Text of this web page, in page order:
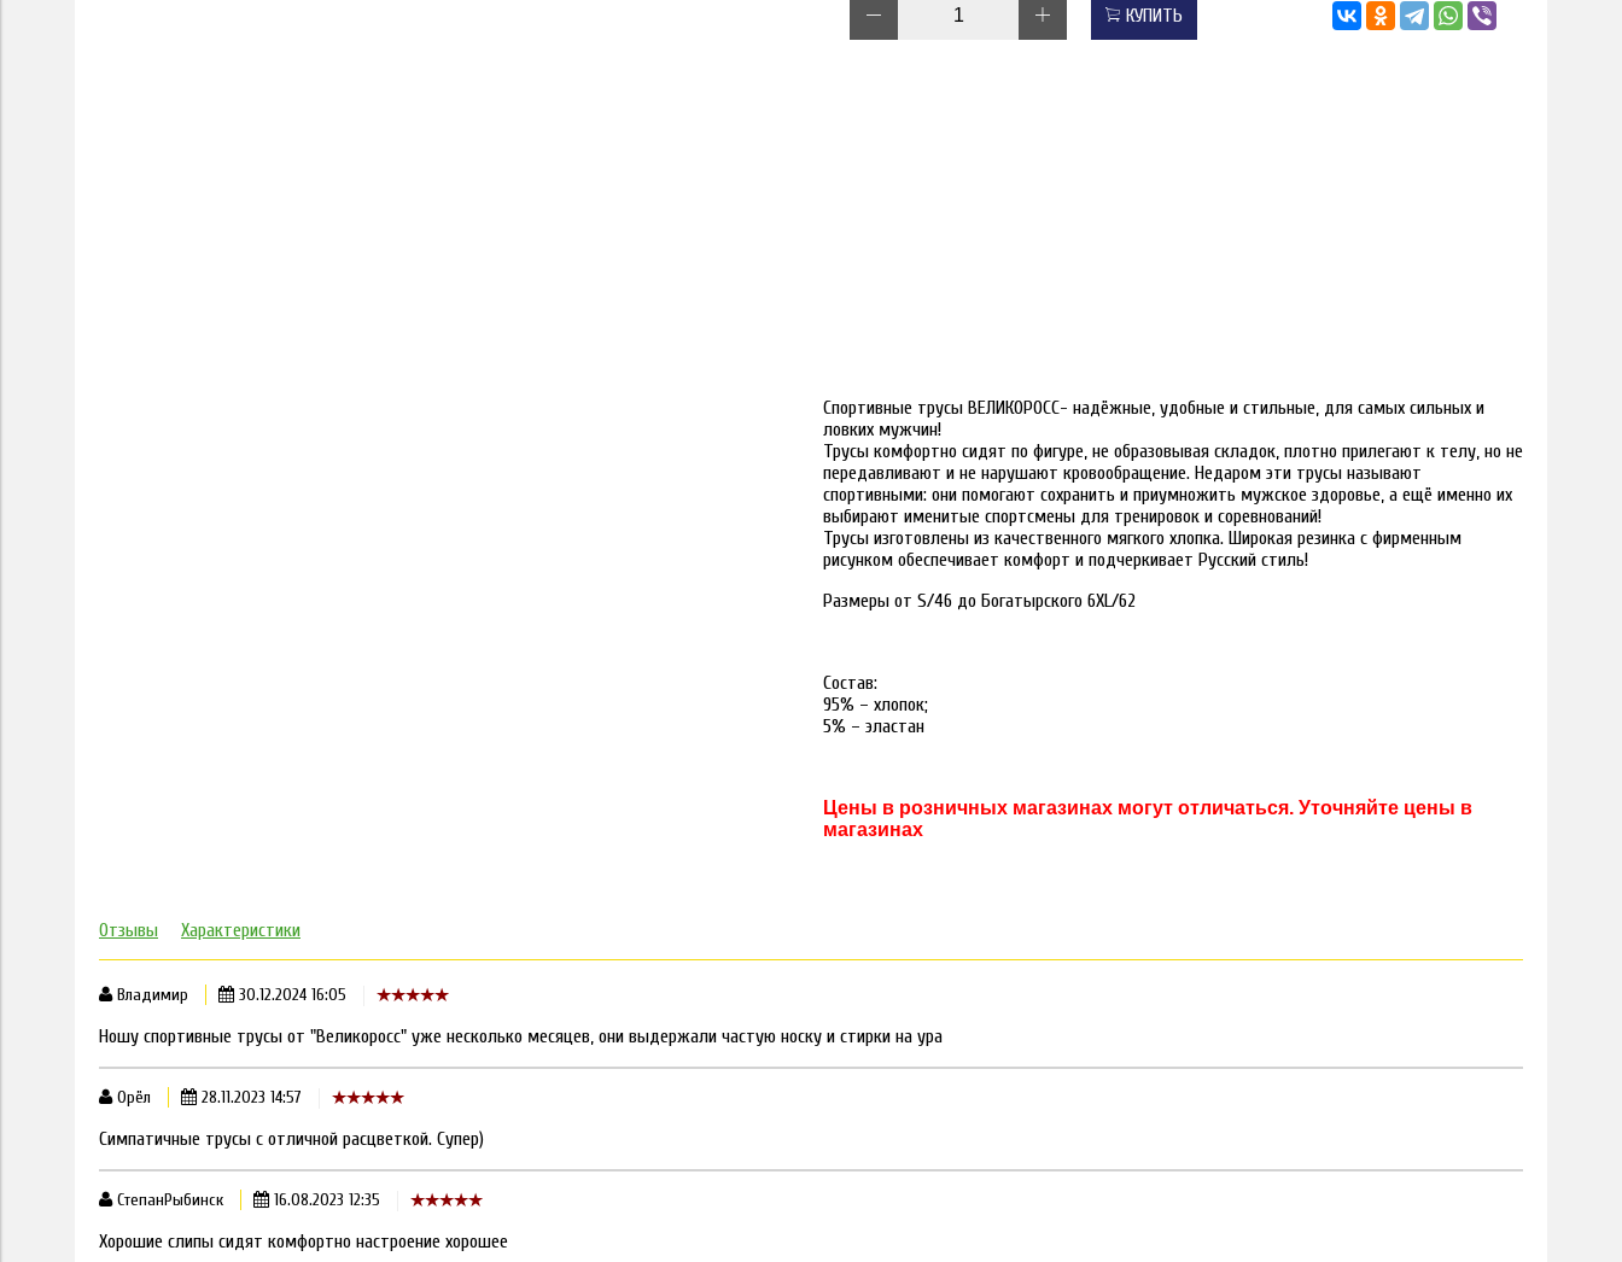
КУПИТЬ
Спортивные трусы ВЕЛИКОРОСС- надёжные, удобные и стильные, для самых сильных и
ловких мужчин!
Трусы комфортно сидят по фигуре, не образовывая складок, плотно прилегают к телу, но не
передавливают и не нарушают кровообращение. Недаром эти трусы называют
спортивными: они помогают сохранить и приумножить мужское здоровье, а ещё именно их
выбирают именитые спортсмены для тренировок и соревнований!
Трусы изготовлены из качественного мягкого хлопка. Широкая резинка с фирменным
рисунком обеспечивает комфорт и подчеркивает Русский стиль!
Размеры от S/46 до Богатырского 6XL/62
Состав:
95% – хлопок;
5% – эластан
Цены в розничных магазинах могут отличаться. Уточняйте цены в
магазинах
Отзывы Характеристики
Владимир 30.12.2024 16:05
Ношу спортивные трусы от "Великоросс" уже несколько месяцев, они выдержали частую носку и стирки на ура
Орёл 28.11.2023 14:57
Симпатичные трусы с отличной расцветкой. Супер)
СтепанРыбинск 16.08.2023 12:35
Хорошие слипы сидят комфортно настроение хорошее